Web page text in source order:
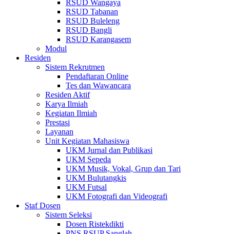
RSUD Wangaya
RSUD Tabanan
RSUD Buleleng
RSUD Bangli
RSUD Karangasem
Modul
Residen
Sistem Rekrutmen
Pendaftaran Online
Tes dan Wawancara
Residen Aktif
Karya Ilmiah
Kegiatan Ilmiah
Prestasi
Layanan
Unit Kegiatan Mahasiswa
UKM Jurnal dan Publikasi
UKM Sepeda
UKM Musik, Vokal, Grup dan Tari
UKM Bulutangkis
UKM Futsal
UKM Fotografi dan Videografi
Staf Dosen
Sistem Seleksi
Dosen Ristekdikti